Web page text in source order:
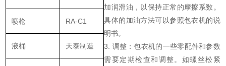
喷枪 RA-C1
液桶 天泰制造
加润滑油，以保持正常的摩擦系数。
具体的加油方法可以参照包衣机的说
明书。
3. 调整：包衣机的一些零配件和参数
需要定期检查和调整。如螺丝松紧